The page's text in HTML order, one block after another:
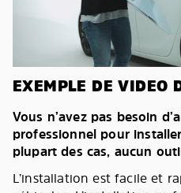
EXEMPLE DE VIDEO
Vous n’avez pas besoin
professionnel pour
plupart des cas, aucun
L’installation est facile et